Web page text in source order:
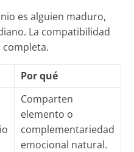
es alguien maduro,
La compatibilidad
completa.
Por qué
Comparten
elemento o
complementariedad
emocional natural.